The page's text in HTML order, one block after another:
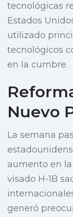
tecnológicas
Estados
utilizado
tecnológicos
en la cumbre.
Nuevo
La semana
aumento en
visado H-1B
generó